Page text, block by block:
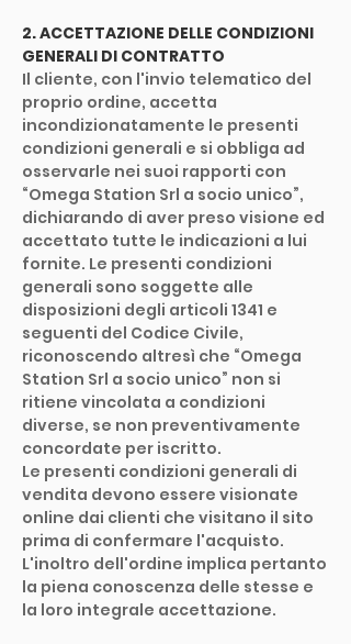
2. ACCETTAZIONE DELLE CONDIZIONI
GENERALI DI CONTRATTO
Il cliente, con l'invio telematico del
proprio ordine, accetta
incondizionatamente le presenti
condizioni generali e si obbliga ad
osservarle nei suoi rapporti con
“Omega Station Srl a socio unico”,
dichiarando di aver preso visione ed
accettato tutte le indicazioni a lui
fornite. Le presenti condizioni
generali sono soggette alle
disposizioni degli articoli 1341 e
seguenti del Codice Civile,
riconoscendo altresì che “Omega
Station Srl a socio unico” non si
ritiene vincolata a condizioni
diverse, se non preventivamente
concordate per iscritto.
Le presenti condizioni generali di
vendita devono essere visionate
online dai clienti che visitano il sito
prima di confermare l'acquisto.
L'inoltro dell'ordine implica pertanto
la piena conoscenza delle stesse e
la loro integrale accettazione.